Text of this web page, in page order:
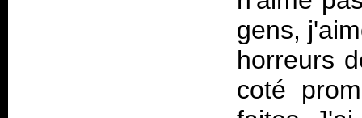
gens,
horreurs
coté